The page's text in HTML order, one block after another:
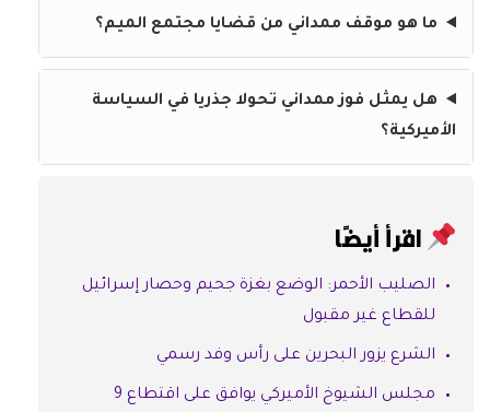
ما هو موقف ممداني من قضايا مجتمع الميم؟
هل يمثل فوز ممداني تحولا جذريا في السياسة
الأميركية؟
اقرأ أيضًا
الصليب الأحمر: الوضع بغزة جحيم وحصار إسرائيل
للقطاع غير مقبول
الشرع يزور البحرين على رأس وفد رسمي
مجلس الشيوخ الأميركي يوافق على اقتطاع 9